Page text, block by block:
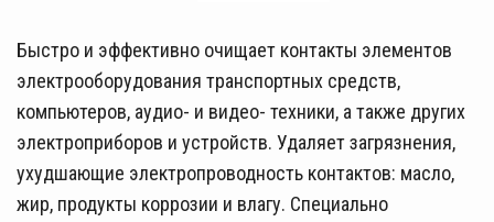
Быстро и эффективно очищает контакты элементов
электрооборудования транспортных средств,
компьютеров, аудио- и видео- техники, а также других
электроприборов и устройств. Удаляет загрязнения,
ухудшающие электропроводность контактов: масло,
жир, продукты коррозии и влагу. Специально